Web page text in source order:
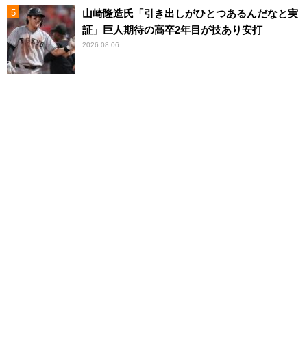
山崎隆造氏「引き出しがひとつあるんだなと実
証」巨人期待の高卒2年目が技あり安打
2026.08.06